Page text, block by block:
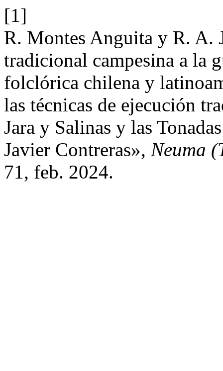
[1]
R. Montes Anguita y R. A.
tradicional campesina a la
folclórica chilena y
las técnicas de ejecución
Jara y Salinas y las
Javier Contreras», Neuma
71, feb. 2024.